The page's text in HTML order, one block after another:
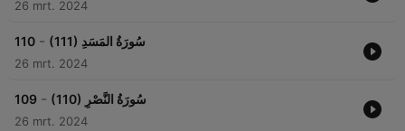
26 mrt. 2024
110 - (111) سُورَةُ المَسَدِ
26 mrt. 2024
109 - (110) سُورَةُ النَّصْرِ
26 mrt. 2024